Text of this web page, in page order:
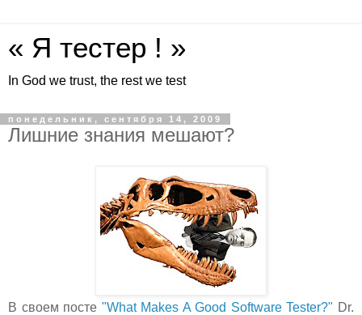
« Я тестер ! »
In God we trust, the rest we test
понедельник, сентября 14, 2009
Лишние знания мешают?
В своем посте "What Makes A Good Software Tester?" Dr.